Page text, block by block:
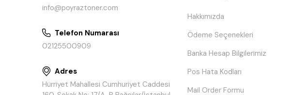
info@poyraztoner.com
Telefon Numarası
02125500909
Adres
Hürriyet Mahallesi Cumhuriyet Caddesi
Hakkımızda
Ödeme Seçenekleri
Banka Hesap Bilgilerimiz
Pos Hata Kodları
Mail Order Formu